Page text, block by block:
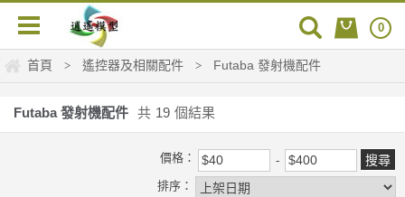
0
首頁 > 遙控器及相關配件 > Futaba 發射機配件
Futaba 發射機配件 共 19 個結果
價格：
排序：